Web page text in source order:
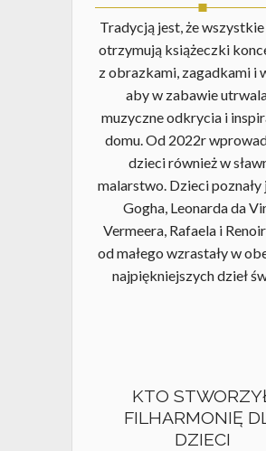
Tradycją jest, że
otrzymują książeczki
z obrazkami, zagadkami i
aby w zabawie
muzyczne odkrycia i
domu. Od 2022r
dzieci również w
malarstwo. Dzieci poznały
Gogha, Leonarda da
Vermeera, Rafaela i
od małego wzrastały w
najpiękniejszych dzieł
KTO
FILHARMONIĘ
DZIECI